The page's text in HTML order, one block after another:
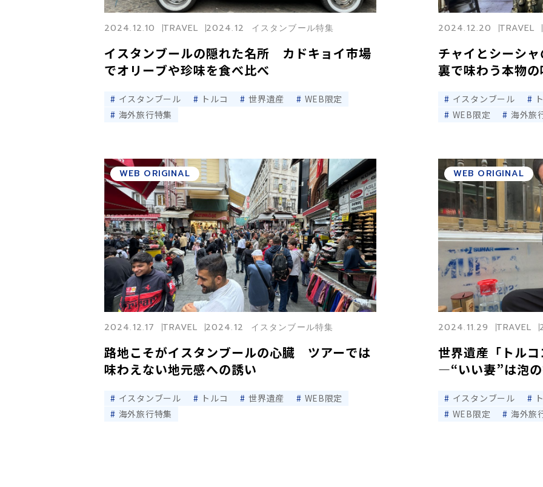
i
d
e
o
イスタンブールの隠れた名所 カドキョイ市場
でオリーブや珍味を食べ比べ
2024.12.10 TRAVEL 2024.12 イスタンブール特集
イスタンブール トルコ 世界遺産
WEB限定
海外旅行特集
チャイとシーシ
裏で味わう本物
2024.12.20 TRAVEL
イスタンブール
WEB限定
海外旅
路地こそがイスタンブールの心臓 ツアーでは
味わえない地元感への誘い
2024.12.17 TRAVEL 2024.12 イスタンブール特集
WEB ORIGINAL
イスタンブール トルコ 世界遺産
WEB限定
海外旅行特集
世界遺産「トル
―“いい妻”は泡
2024.11.29 TRAVEL
WEB ORIGINAL
イスタンブール
WEB限定
海外旅